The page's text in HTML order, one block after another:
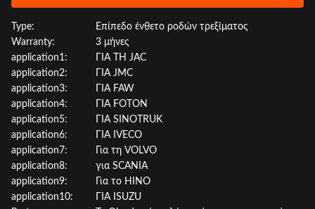
Type:
Επίπεδο ένθετο ροδών τρεξίματος
Warranty:
3 μήνες
application1:
ΓΙΑ ΤΗ JAC
application2:
ΓΙΑ JMC
application3:
ΓΙΑ FAW
application4:
ΓΙΑ FOTON
application5:
ΓΙΑ SINOTRUK
application6:
ΓΙΑ IVECO
application7:
Για τη VOLVO
application8:
για SCANIA
application9:
Για το HINO
application10:
ΓΙΑ ISUZU